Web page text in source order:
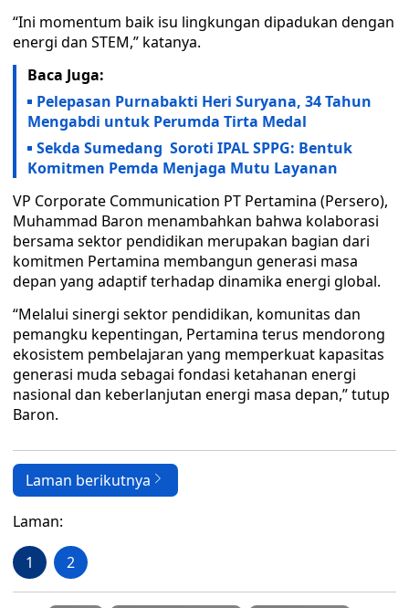
“Ini momentum baik isu lingkungan dipadukan dengan
energi dan STEM,” katanya.
Baca Juga:
Pelepasan Purnabakti Heri Suryana, 34 Tahun
Mengabdi untuk Perumda Tirta Medal
Sekda Sumedang Soroti IPAL SPPG: Bentuk
Komitmen Pemda Menjaga Mutu Layanan
VP Corporate Communication PT Pertamina (Persero),
Muhammad Baron menambahkan bahwa kolaborasi
bersama sektor pendidikan merupakan bagian dari
komitmen Pertamina membangun generasi masa
depan yang adaptif terhadap dinamika energi global.
“Melalui sinergi sektor pendidikan, komunitas dan
pemangku kepentingan, Pertamina terus mendorong
ekosistem pembelajaran yang memperkuat kapasitas
generasi muda sebagai fondasi ketahanan energi
nasional dan keberlanjutan energi masa depan,” tutup
Baron.
Laman berikutnya
Laman:
1 2